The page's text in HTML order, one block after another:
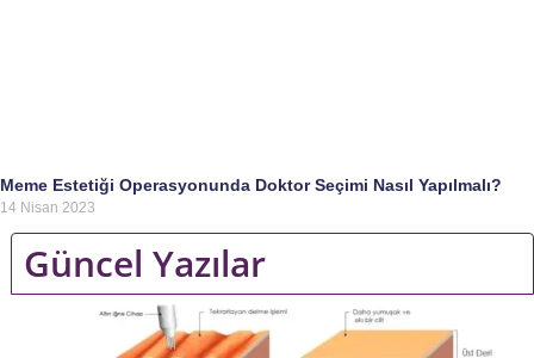
Meme Estetiği Operasyonunda Doktor Seçimi Nasıl Yapılmalı?
14 Nisan 2023
Güncel Yazılar